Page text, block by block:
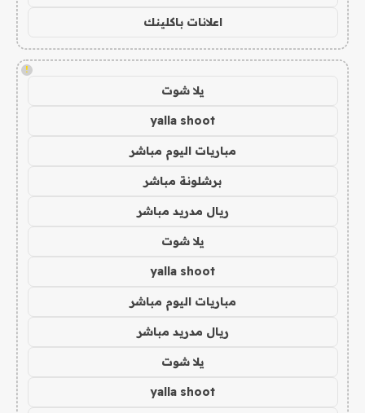
اعلانات باكلينك
!
يلا شوت
yalla shoot
مباريات اليوم مباشر
برشلونة مباشر
ريال مدريد مباشر
يلا شوت
yalla shoot
مباريات اليوم مباشر
ريال مدريد مباشر
يلا شوت
yalla shoot